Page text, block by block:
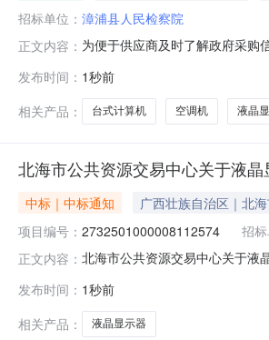
招标单位： 漳浦县人民检察院
正文内容： 为便于供应商及时了解政府采购
的要求：A4黑白打印机
发布时间： 1秒前
相关产品：
台式计算机 空调机 液晶
北海市公共资源交易中心关于液
中标｜中标通知 广西壮族自治区｜北
项目编号： 2732501000008112574 招标
正文内容： 北海市公共资源交易中心关于液
购计划金额1BHZC2026-W1-
发布时间： 1秒前
相关产品：
液晶显示器